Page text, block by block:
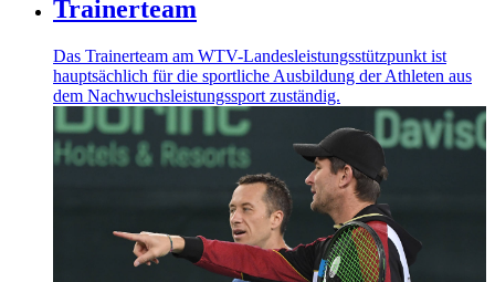
Trainerteam
Das Trainerteam am WTV-Landesleistungsstützpunkt ist
hauptsächlich für die sportliche Ausbildung der Athleten aus
dem Nachwuchsleistungssport zuständig.